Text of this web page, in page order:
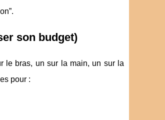
son budget)
le bras, un sur la main, un sur la
pour :